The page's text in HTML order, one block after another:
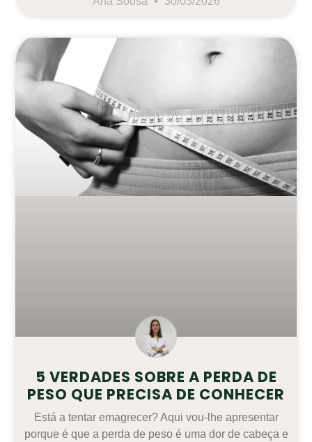
5 VERDADES SOBRE A PERDA DE
PESO QUE PRECISA DE CONHECER
Está a tentar emagrecer? Aqui vou-lhe apresentar
porque é que a perda de peso é uma dor de cabeça e